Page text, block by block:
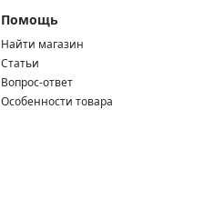
Помощь
Найти магазин
Статьи
Вопрос-ответ
Особенности товара